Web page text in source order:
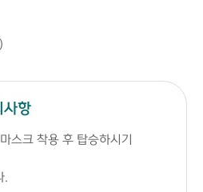
사항
스크 착용 후 탑승하시기
.